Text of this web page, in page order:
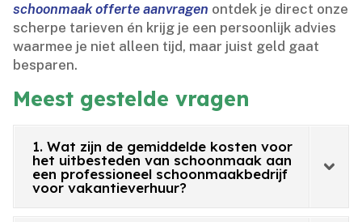
schoonmaak offerte aanvragen ontdek je direct onze
scherpe tarieven én krijg je een persoonlijk advies
waarmee je niet alleen tijd, maar juist geld gaat
besparen.​
Meest gestelde vragen
1. Wat zijn de gemiddelde kosten voor
het uitbesteden van schoonmaak aan
een professioneel schoonmaakbedrijf
voor vakantieverhuur?